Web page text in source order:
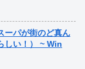
ーパが街のど真ん
しい！） ~ Win